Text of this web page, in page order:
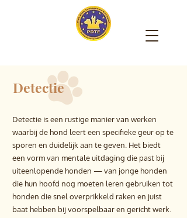
Detectie
Detectie is een rustige manier van werken
waarbij de hond leert een specifieke geur op te
sporen en duidelijk aan te geven. Het biedt
een vorm van mentale uitdaging die past bij
uiteenlopende honden — van jonge honden
die hun hoofd nog moeten leren gebruiken tot
honden die snel overprikkeld raken en juist
baat hebben bij voorspelbaar en gericht werk.